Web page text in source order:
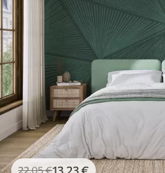
22.05€13.23€